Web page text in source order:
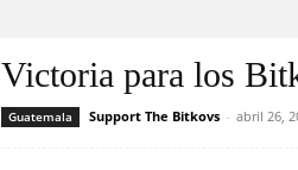
Victoria para los
Guatemala Support The Bitkovs - abril 26,